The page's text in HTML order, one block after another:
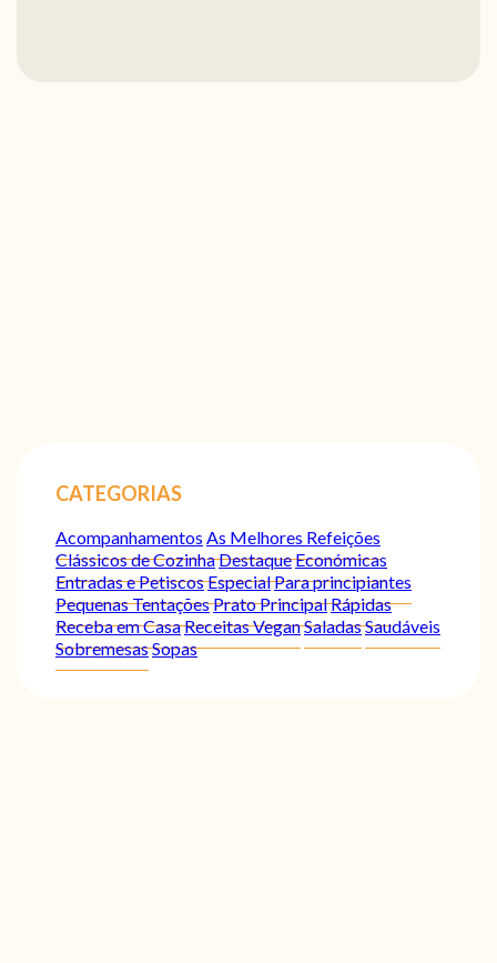
CATEGORIAS
Acompanhamentos As Melhores Refeições
Clássicos de CozinhaDestaqueEconómicas
Entradas e PetiscosEspecialPara principiantes
Pequenas TentaçõesPrato PrincipalRápidas
Receba em CasaReceitas VeganSaladasSaudáveis
SobremesasSopas